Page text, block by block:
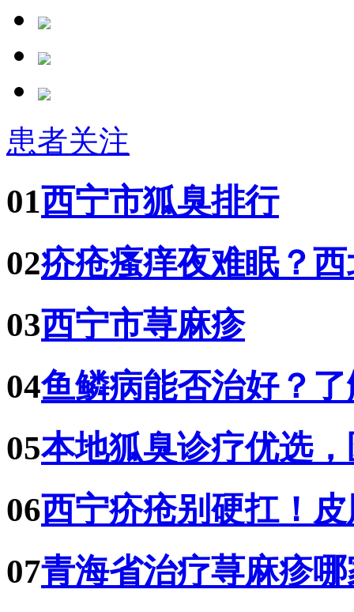
患者关注
01西宁市狐臭排行
02疥疮瘙痒夜难眠？
03西宁市荨麻疹
04鱼鳞病能否治好？
05本地狐臭诊疗优选
06西宁疥疮别硬扛！
07青海省治疗荨麻疹